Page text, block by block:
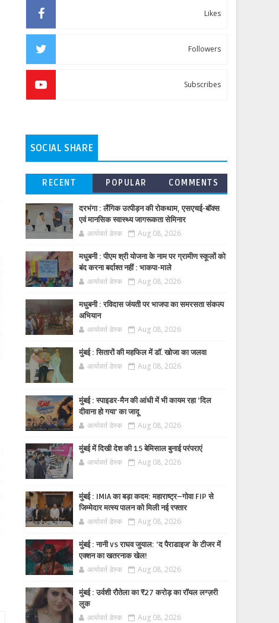
Likes
Followers
Subscribes
SOCIAL SHARE
RECENT POPULAR COMMENTS
दरभंगा : लैंगिक उत्पीड़न की रोकथाम, एसएचई-बॉक्स
एवं मानसिक स्वास्थ्य जागरूकता सेमिनार
आर्यावर्त डेस्क Aug 08, 2026
मधुबनी : पीएम श्री योजना के नाम पर ग्रामीण स्कूलों को
बंद करना बर्दाश्त नहीं : भाकपा-माले
आर्यावर्त डेस्क Aug 08, 2026
मधुबनी : रविदास जंयती पर भाजपा का समरसता संकल्प
अभियान
आर्यावर्त डेस्क Aug 08, 2026
मुंबई : सितारों की महफिल में डॉ. खोजा का जलवा
आर्यावर्त डेस्क Aug 08, 2026
मुंबई : स्पाइडर-मैन की आंधी में भी कायम रहा ‘दिल
दीवाना हो गया’ का जादू
आर्यावर्त डेस्क Aug 08, 2026
मुंबई में दिखी देश की 15 बेमिसाल बुनाई परंपराएं
आर्यावर्त डेस्क Aug 08, 2026
मुंबई : IMIA का बड़ा कदम: महाराष्ट्र–गोवा FIP से
जिम्मेदार मत्स्य पालन को मिली नई रफ्तार
आर्यावर्त डेस्क Aug 08, 2026
मुंबई : नानी vs राघव जुयाल: ‘द पैराडाइज’ के टीजर में
एक्शन का खतरनाक खेल!
आर्यावर्त डेस्क Aug 08, 2026
मुंबई : उर्वशी रौतेला का ₹27 करोड़ का रॉयल लग्ज़री
लुक
आर्यावर्त डेस्क Aug 08, 2026